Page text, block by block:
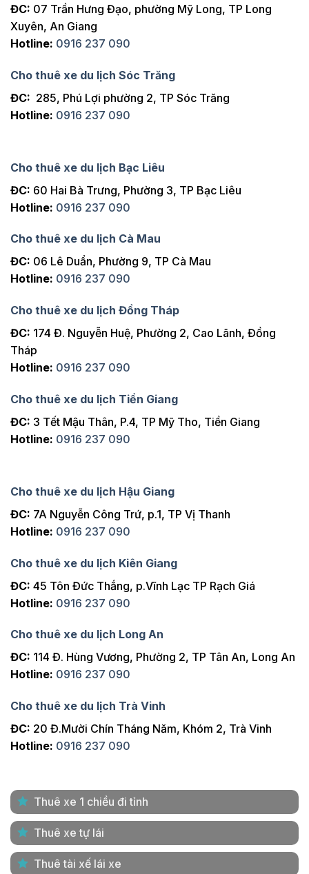
ĐC: 07 Trần Hưng Đạo, phường Mỹ Long, TP Long
Xuyên, An Giang
Hotline: 0916 237 090
Cho thuê xe du lịch Sóc Trăng
ĐC: 285, Phú Lợi phường 2, TP Sóc Trăng
Hotline: 0916 237 090
Cho thuê xe du lịch Bạc Liêu
ĐC: 60 Hai Bà Trưng, Phường 3, TP Bạc Liêu
Hotline: 0916 237 090
Cho thuê xe du lịch Cà Mau
ĐC: 06 Lê Duẩn, Phường 9, TP Cà Mau
Hotline: 0916 237 090
Cho thuê xe du lịch Đồng Tháp
ĐC: 174 Đ. Nguyễn Huệ, Phường 2, Cao Lãnh, Đồng
Tháp
Hotline: 0916 237 090
Cho thuê xe du lịch Tiền Giang
ĐC: 3 Tết Mậu Thân, P.4, TP Mỹ Tho, Tiền Giang
Hotline: 0916 237 090
Cho thuê xe du lịch Hậu Giang
ĐC: 7A Nguyễn Công Trứ, p.1, TP Vị Thanh
Hotline: 0916 237 090
Cho thuê xe du lịch Kiên Giang
ĐC: 45 Tôn Đức Thắng, p.Vĩnh Lạc TP Rạch Giá
Hotline: 0916 237 090
Cho thuê xe du lịch Long An
ĐC: 114 Đ. Hùng Vương, Phường 2, TP Tân An, Long An
Hotline: 0916 237 090
Cho thuê xe du lịch Trà Vinh
ĐC: 20 Đ.Mười Chín Tháng Năm, Khóm 2, Trà Vinh
Hotline: 0916 237 090
Thuê xe 1 chiều đi tỉnh
Thuê xe tự lái
Thuê tài xế lái xe